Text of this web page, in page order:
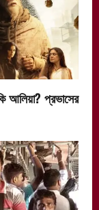
আলিয়া? প্রভাসের